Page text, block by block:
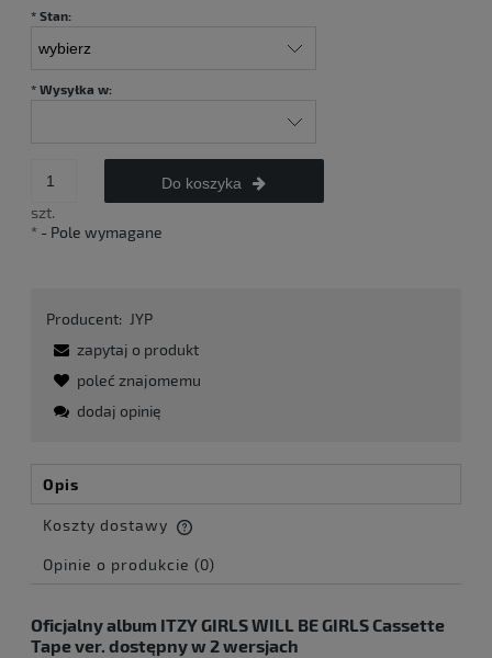
* Stan:
* Wysyłka w:
szt.
Do koszyka
* - Pole wymagane
Producent: JYP
zapytaj o produkt
poleć znajomemu
dodaj opinię
Opis
Koszty dostawy
Cena nie zawiera ewentualnych kosztów płatności
Opinie o produkcie (0)
Oficjalny album ITZY GIRLS WILL BE GIRLS Cassette
Tape ver. dostępny w 2 wersjach